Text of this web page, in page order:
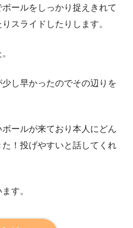
ールをしっかり捉えきれて
スライドしたりします。
し早かったのでその辺りを
ールが来ており本人にどん
！投げやすいと話してくれ
す。